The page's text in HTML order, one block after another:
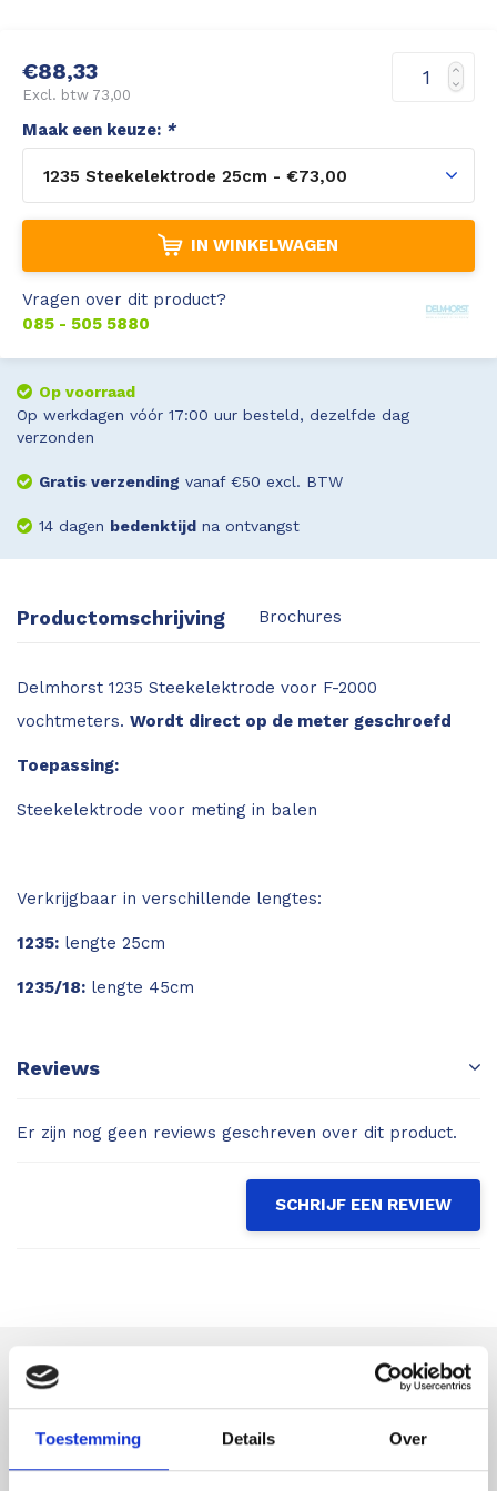
Toestemming Details Over
Leica DST360
DISTO Plan app
Accessoires
Leica BLK3D Imager
Hygrometers
Accessoires
€88,33
Excl. btw 73,00
Maak een keuze: *
1235 Steekelektrode 25cm - €73,00
IN WINKELWAGEN
Vragen over dit product?
085 - 505 5880
Op voorraad
Op werkdagen vóór 17:00 uur besteld, dezelfde dag
verzonden
Gratis verzending vanaf €50 excl. BTW
14 dagen bedenktijdna ontvangst
Productomschrijving Brochures
Delmhorst 1235 Steekelektrode voor F-2000
vochtmeters. Wordt direct op de meter geschroefd
Toepassing:
Steekelektrode voor meting in balen
Verkrijgbaar in verschillende lengtes:
1235:lengte 25cm
1235/18:lengte 45cm
Reviews
Er zijn nog geen reviews geschreven over dit product.
SCHRIJF EEN REVIEW
Astek
inspectieapparatuur